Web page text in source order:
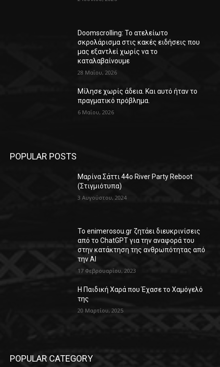
Doomscrolling: Το ατελείωτο
σκρολάρισμα στις κακές ειδήσεις που
μας εξαντλεί χωρίς να το
καταλαβαίνουμε
28 Μαΐου, 2026
Μίλησε χωρίς άδεια. Και αυτό ήταν το
πραγματικό πρόβλημα.
6 Μαΐου, 2026
POPULAR POSTS
Μαρίνα Σάττι 44o River Party Reboot
(Στιγμιότυπα)
3 Αυγούστου, 2024
Το enimerosou.gr ζητάει διευκρινίσεις
από το ChatGPT για την αναφορά του
στην κατάκτηση της ανθρωπότητας από
την AI
17 Φεβρουαρίου, 2023
Η Παιδική Χαρά που Έχασε το Χαμόγελό
της
20 Μαρτίου, 2025
POPULAR CATEGORY